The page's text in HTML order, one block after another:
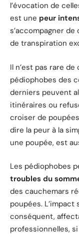
l’évocation de
est une peur
s’accompagner
de transpiration
Il n’est pas rare
pédiophobes des
derniers peuvent
itinéraires ou
croiser de
dire la peur à la
une poupée, est
Les pédiophobes
troubles du
des cauchemars
poupées.
conséquent,
professionnelles,